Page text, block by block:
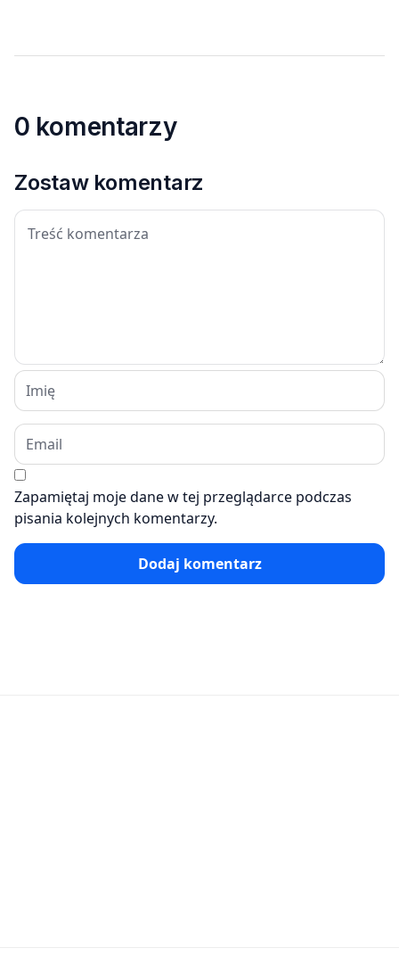
0 komentarzy
Zostaw komentarz
Zapamiętaj moje dane w tej przeglądarce podczas
pisania kolejnych komentarzy.
Dodaj komentarz